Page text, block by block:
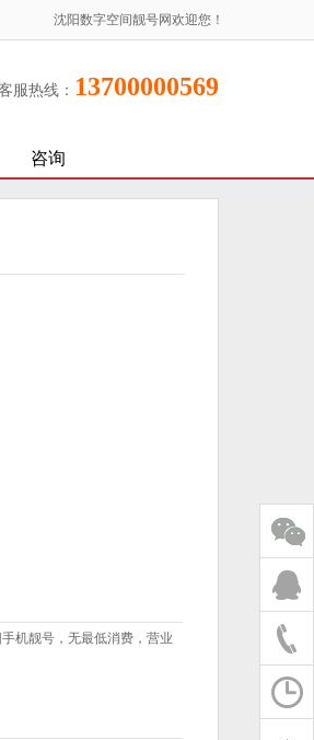
沈阳数字空间靓号网欢迎您！
服热线： 13700000569
咨询
机靓号，无最低消费，营业